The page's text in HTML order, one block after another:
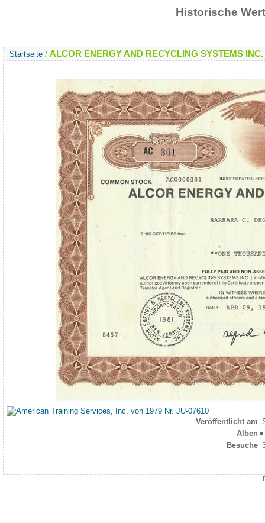
Historische
Startseite / ALCOR ENERGY AND RECYCLING SYSTEMS
Veröffentlicht am
Alben
Besuche